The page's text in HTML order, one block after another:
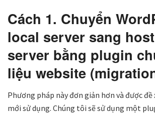
Cách 1. Chuyển
local server sang
server bằng plugin
liệu website
Phương pháp này đơn giản hơn và được
mới sử dụng. Chúng tôi sẽ sử dụng một